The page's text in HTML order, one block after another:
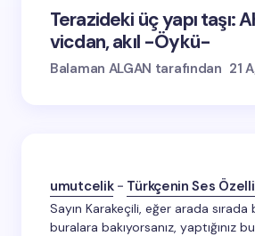
Terazideki üç yapı taşı:
vicdan, akıl -Öykü-
Balaman ALGAN tarafından 21
umutcelik- Türkçenin Ses
Sayın Karakeçili, eğer arada sırada
buralara bakıyorsanız, yaptığınız